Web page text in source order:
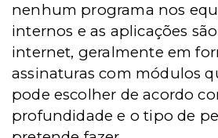
nenhum programa nos
internos e as aplicações
internet, geralmente em
assinaturas com módulos
pode escolher de acordo
profundidade e o tipo de